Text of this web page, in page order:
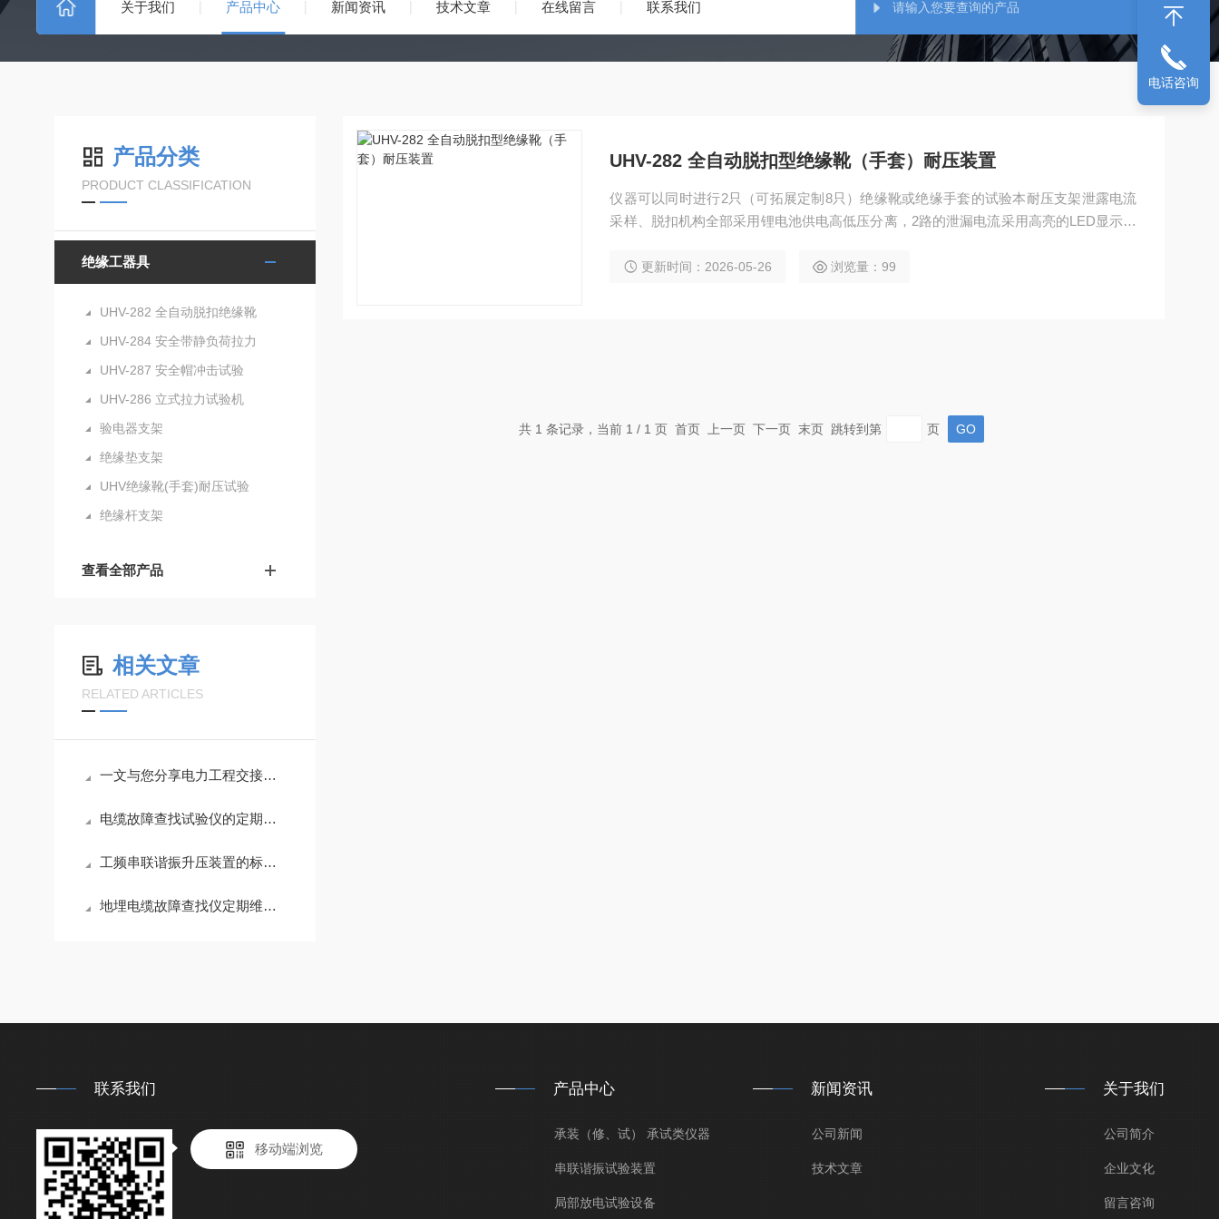
关于我们 产品中心 新闻资讯 技术文章 在线留言 联系我们
产品分类
PRODUCT CLASSIFICATION
绝缘工器具
UHV-282 全自动脱扣绝缘靴
UHV-284 安全带静负荷拉力
UHV-287 安全帽冲击试验
UHV-286 立式拉力试验机
验电器支架
绝缘垫支架
UHV绝缘靴(手套)耐压试验
绝缘杆支架
查看全部产品
相关文章
RELATED ARTICLES
一文与您分享电力工程交接试验的常见问题相应解决方法
电缆故障查找试验仪的定期维护保养方法详细介绍
工频串联谐振升压装置的标准化流程分享
地埋电缆故障查找仪定期维护保养方法的详细介绍
UHV-282 全自动脱扣型绝缘靴（手套）耐压装置
仪器可以同时进行2只（可拓展定制8只）绝缘靴或绝缘手套的试验本耐压支架泄露电流
采样、脱扣机构全部采用锂电池供电高低压分离，2路的泄漏电流采用高亮的LED显示模
更新时间：2026-05-26 浏览量：99
共 1 条记录，当前 1 / 1 页 首页 上一页 下一页 末页 跳转到第 页
联系我们
移动端浏览
产品中心
承装（修、试） 承试类仪器
串联谐振试验装置
局部放电试验设备
新闻资讯
公司新闻
技术文章
关于我们
公司简介
企业文化
留言咨询
电话咨询